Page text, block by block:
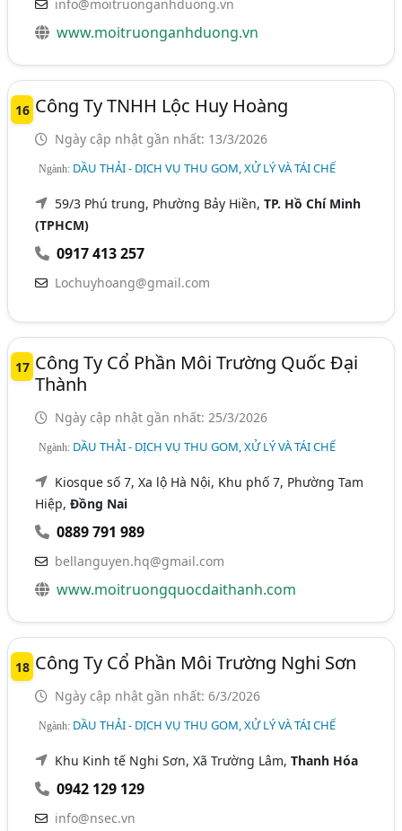
info@moitruonganhduong.vn
www.moitruonganhduong.vn
16 Công Ty TNHH Lộc Huy Hoàng
Ngày cập nhật gần nhất: 13/3/2026
Ngành: DẦU THẢI - DỊCH VỤ THU GOM, XỬ LÝ VÀ TÁI CHẾ
59/3 Phú trung, Phường Bảy Hiền,TP. Hồ Chí Minh
(TPHCM)
0917 413 257
Lochuyhoang@gmail.com
17 Công Ty Cổ Phần Môi Trường Quốc Đại
Thành
Ngày cập nhật gần nhất: 25/3/2026
Ngành: DẦU THẢI - DỊCH VỤ THU GOM, XỬ LÝ VÀ TÁI CHẾ
Kiosque số 7, Xa lộ Hà Nội, Khu phố 7, Phường Tam
Hiệp,Đồng Nai
0889 791 989
bellanguyen.hq@gmail.com
www.moitruongquocdaithanh.com
18 Công Ty Cổ Phần Môi Trường Nghi Sơn
Ngày cập nhật gần nhất: 6/3/2026
Ngành: DẦU THẢI - DỊCH VỤ THU GOM, XỬ LÝ VÀ TÁI CHẾ
Khu Kinh tế Nghi Sơn, Xã Trường Lâm,Thanh Hóa
0942 129 129
info@nsec.vn